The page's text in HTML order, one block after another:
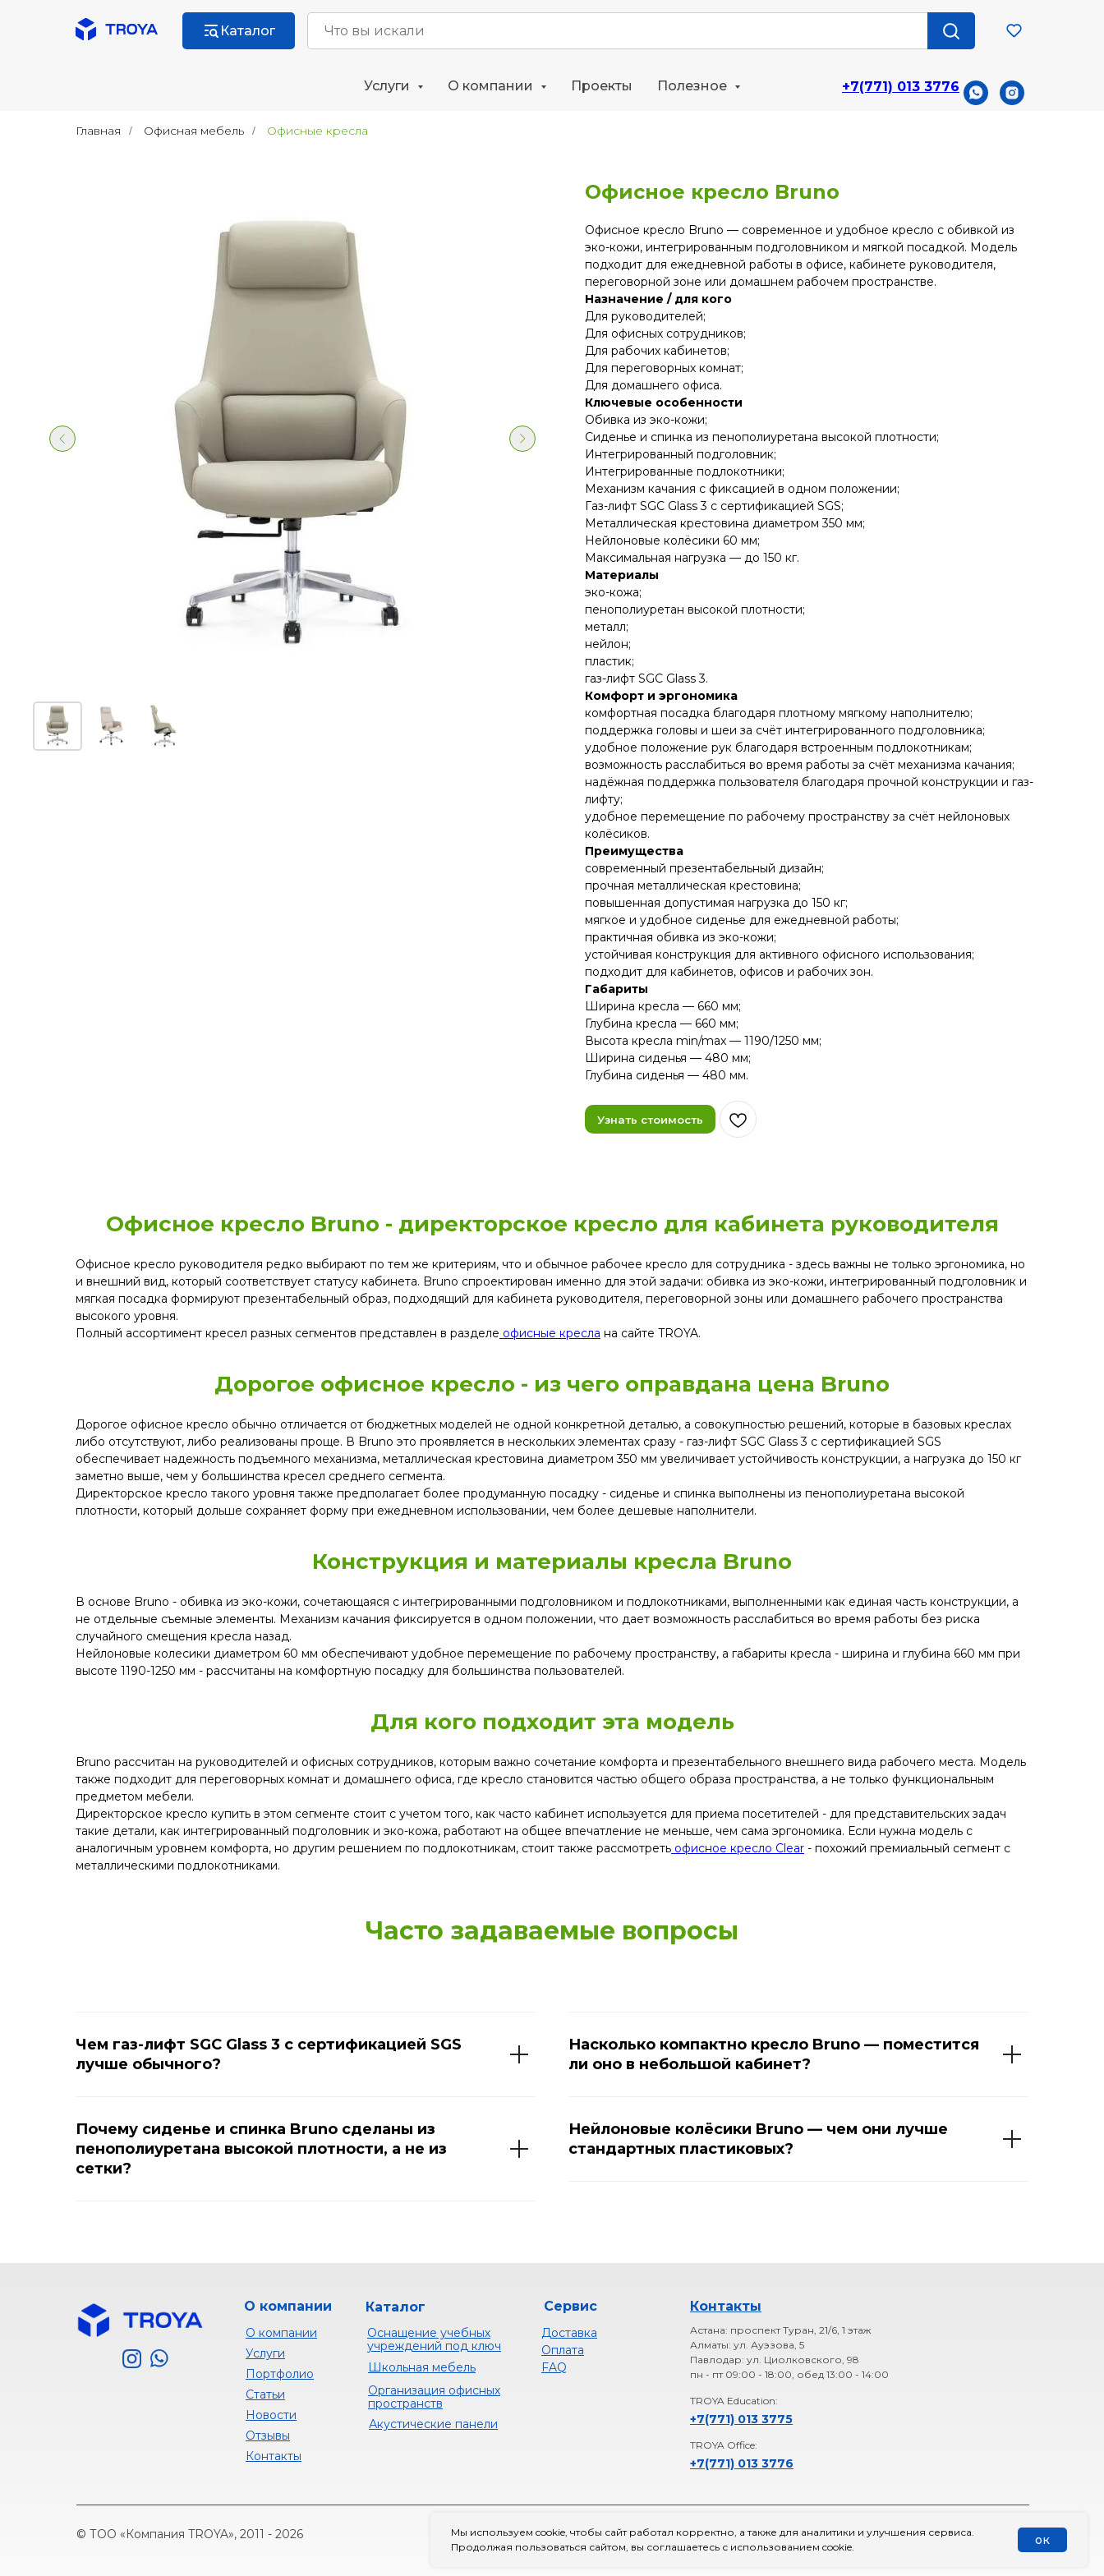
Каталог
Услуги О компании Проекты Полезное +7(771) 013 3776
Главная / Офисная мебель / Офисные кресла
Офисное кресло Bruno
Офисное кресло Bruno — современное и удобное кресло с обивкой из
эко-кожи, интегрированным подголовником и мягкой посадкой. Модель
подходит для ежедневной работы в офисе, кабинете руководителя,
переговорной зоне или домашнем рабочем пространстве.
Назначение / для кого
Для руководителей;
Для офисных сотрудников;
Для рабочих кабинетов;
Для переговорных комнат;
Для домашнего офиса.
Ключевые особенности
Обивка из эко-кожи;
Сиденье и спинка из пенополиуретана высокой плотности;
Интегрированный подголовник;
Интегрированные подлокотники;
Механизм качания с фиксацией в одном положении;
Газ-лифт SGC Glass 3 с сертификацией SGS;
Металлическая крестовина диаметром 350 мм;
Нейлоновые колёсики 60 мм;
Максимальная нагрузка — до 150 кг.
Материалы
эко-кожа;
пенополиуретан высокой плотности;
металл;
нейлон;
пластик;
газ-лифт SGC Glass 3.
Комфорт и эргономика
комфортная посадка благодаря плотному мягкому наполнителю;
поддержка головы и шеи за счёт интегрированного подголовника;
удобное положение рук благодаря встроенным подлокотникам;
возможность расслабиться во время работы за счёт механизма качания;
надёжная поддержка пользователя благодаря прочной конструкции и газ-
лифту;
удобное перемещение по рабочему пространству за счёт нейлоновых
колёсиков.
Преимущества
современный презентабельный дизайн;
прочная металлическая крестовина;
повышенная допустимая нагрузка до 150 кг;
мягкое и удобное сиденье для ежедневной работы;
практичная обивка из эко-кожи;
устойчивая конструкция для активного офисного использования;
подходит для кабинетов, офисов и рабочих зон.
Габариты
Ширина кресла — 660 мм;
Глубина кресла — 660 мм;
Высота кресла min/max — 1190/1250 мм;
Ширина сиденья — 480 мм;
Глубина сиденья — 480 мм.
Узнать стоимость
Офисное кресло Bruno - директорское кресло для кабинета руководителя
Офисное кресло руководителя редко выбирают по тем же критериям, что и обычное рабочее кресло для сотрудника - здесь важны не только эргономика, но
и внешний вид, который соответствует статусу кабинета. Bruno спроектирован именно для этой задачи: обивка из эко-кожи, интегрированный подголовник и
мягкая посадка формируют презентабельный образ, подходящий для кабинета руководителя, переговорной зоны или домашнего рабочего пространства
высокого уровня.
Полный ассортимент кресел разных сегментов представлен в разделе офисные кресла на сайте TROYA.
Дорогое офисное кресло - из чего оправдана цена Bruno
Дорогое офисное кресло обычно отличается от бюджетных моделей не одной конкретной деталью, а совокупностью решений, которые в базовых креслах
либо отсутствуют, либо реализованы проще. В Bruno это проявляется в нескольких элементах сразу - газ-лифт SGC Glass 3 с сертификацией SGS
обеспечивает надежность подъемного механизма, металлическая крестовина диаметром 350 мм увеличивает устойчивость конструкции, а нагрузка до 150 кг
заметно выше, чем у большинства кресел среднего сегмента.
Директорское кресло такого уровня также предполагает более продуманную посадку - сиденье и спинка выполнены из пенополиуретана высокой
плотности, который дольше сохраняет форму при ежедневном использовании, чем более дешевые наполнители.
Конструкция и материалы кресла Bruno
В основе Bruno - обивка из эко-кожи, сочетающаяся с интегрированными подголовником и подлокотниками, выполненными как единая часть конструкции, а
не отдельные съемные элементы. Механизм качания фиксируется в одном положении, что дает возможность расслабиться во время работы без риска
случайного смещения кресла назад.
Нейлоновые колесики диаметром 60 мм обеспечивают удобное перемещение по рабочему пространству, а габариты кресла - ширина и глубина 660 мм при
высоте 1190-1250 мм - рассчитаны на комфортную посадку для большинства пользователей.
Для кого подходит эта модель
Bruno рассчитан на руководителей и офисных сотрудников, которым важно сочетание комфорта и презентабельного внешнего вида рабочего места. Модель
также подходит для переговорных комнат и домашнего офиса, где кресло становится частью общего образа пространства, а не только функциональным
предметом мебели.
Директорское кресло купить в этом сегменте стоит с учетом того, как часто кабинет используется для приема посетителей - для представительских задач
такие детали, как интегрированный подголовник и эко-кожа, работают на общее впечатление не меньше, чем сама эргономика. Если нужна модель с
аналогичным уровнем комфорта, но другим решением по подлокотникам, стоит также рассмотреть офисное кресло Clear - похожий премиальный сегмент с
металлическими подлокотниками.
Часто задаваемые вопросы
Чем газ-лифт SGC Glass 3 с сертификацией SGS
лучше обычного?
Почему сиденье и спинка Bruno сделаны из
пенополиуретана высокой плотности, а не из
сетки?
Насколько компактно кресло Bruno — поместится
ли оно в небольшой кабинет?
Нейлоновые колёсики Bruno — чем они лучше
стандартных пластиковых?
+7(771) 013 3776
+7(771) 013 3775
TROYA Education:
TROYA Office:
Астана: проспект Туран, 21/6, 1 этаж
Алматы: ул. Ауэзова, 5
Павлодар: ул. Циолковского, 98
пн - пт 09:00 - 18:00, обед 13:00 - 14:00
О компании Сервис
Каталог Контакты
© ТОО «Компания TROYA», 2011 - 2026 Политика конфиденциальности Оферта
Доставка
Оплата
FAQ
Школьная мебель
Организация офисных
пространств
Акустические панели
Оснащение учебных
учреждений под ключ
О компании
Услуги
Портфолио
Статьи
Новости
Отзывы
Контакты
Мы используем cookie, чтобы сайт работал корректно, а также для аналитики и улучшения сервиса.
Продолжая пользоваться сайтом, вы соглашаетесь с использованием cookie.
ок